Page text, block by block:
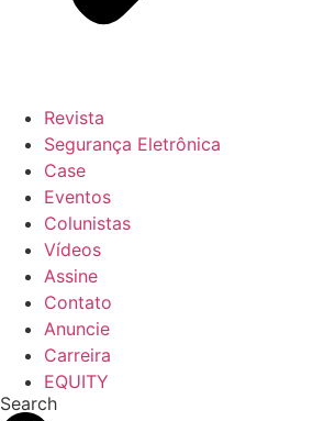
Revista
Segurança Eletrônica
Case
Eventos
Colunistas
Vídeos
Assine
Contato
Anuncie
Carreira
EQUITY
Search